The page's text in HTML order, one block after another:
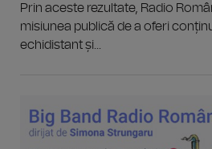
Prin aceste rezultate, Radio
misiunea publică de a oferi
echidistant și...